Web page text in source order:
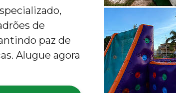
de
paz de
Alugue agora